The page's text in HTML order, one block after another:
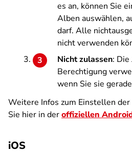
es an, können Sie
Alben auswählen,
darf. Alle
nicht verwenden
Nicht zulassen: Die
Berechtigung
wenn Sie sie
Weitere Infos zum Einstellen
Sie hier in deroffiziellen
iOS